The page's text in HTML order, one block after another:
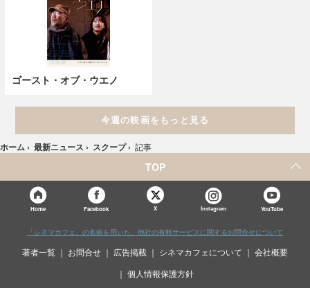
ゴースト・オブ・ウエノ
今週の映画をもっと見る
ホーム › 最新ニュース › スクープ › 記事
TOP
Home Facebook X Instagram YouTube
「シネマカフェ」の名称を用いた、他社の有料サービスに関するお問合せについて
著者一覧 お問合せ 広告掲載 シネマカフェについて 会社概要
個人情報保護方針